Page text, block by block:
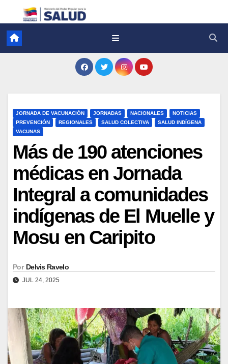
JORNADA DE VACUNACIÓN JORNADAS NACIONALES
NOTICIAS
PREVENCIÓN
REGIONALES SALUD COLECTIVA
SALUD INDÍGENA
VACUNAS
Más de 190 atenciones
médicas en Jornada
Integral a comunidades
indígenas de El Muelle y
Mosu en Caripito
Por Delvis Ravelo
JUL 24, 2025